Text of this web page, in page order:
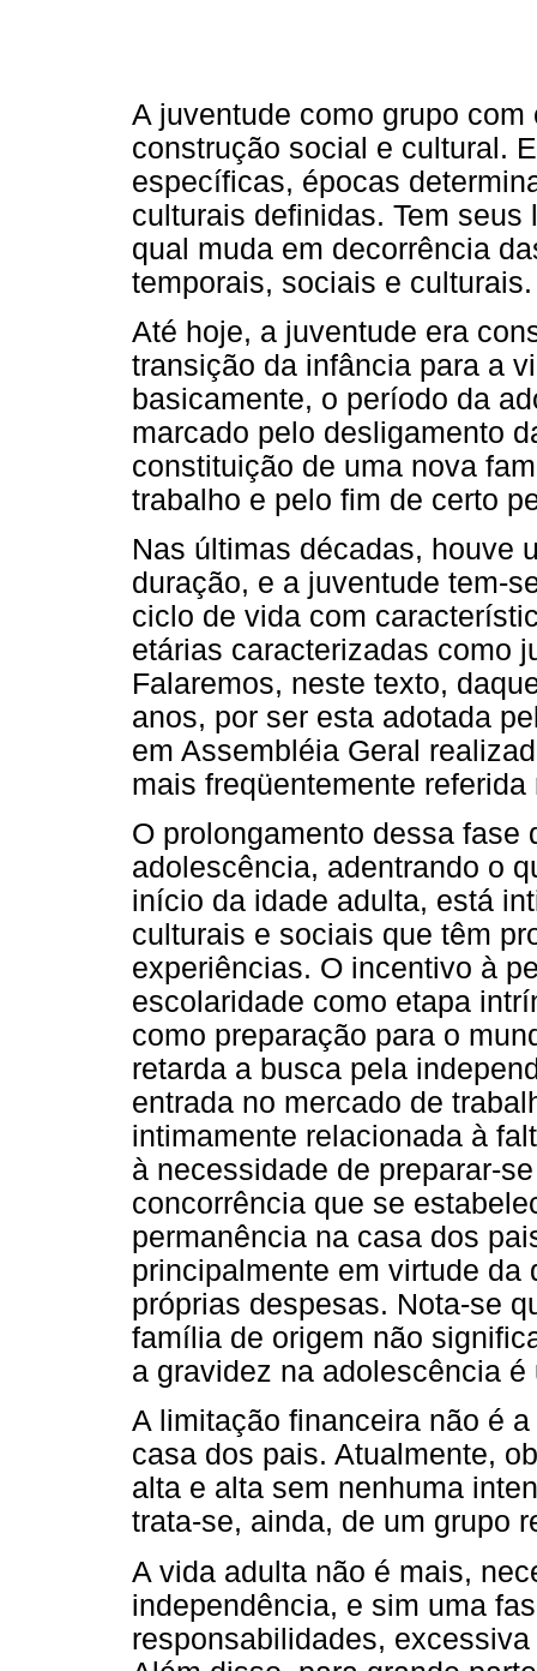
A juventude como grupo
construção social e cultural.
específicas, épocas
culturais definidas. Tem
qual muda em decorrência
temporais, sociais e culturais.
Até hoje, a juventude era
transição da infância para a
basicamente, o período da
marcado pelo desligamento
constituição de uma nova
trabalho e pelo fim de certo
Nas últimas décadas, houve
duração, e a juventude tem-
ciclo de vida com
etárias caracterizadas como
Falaremos, neste texto,
anos, por ser esta adotada
em Assembléia Geral
mais freqüentemente
O prolongamento dessa fase
adolescência, adentrando o
início da idade adulta, está
culturais e sociais que têm
experiências. O incentivo à
escolaridade como etapa
como preparação para o
retarda a busca pela
entrada no mercado de
intimamente relacionada à
à necessidade de preparar-
concorrência que se
permanência na casa dos
principalmente em virtude da
próprias despesas. Nota-se
família de origem não
a gravidez na adolescência
A limitação financeira não é
casa dos pais. Atualmente,
alta e alta sem nenhuma
trata-se, ainda, de um grupo
A vida adulta não é mais,
independência, e sim uma
responsabilidades,